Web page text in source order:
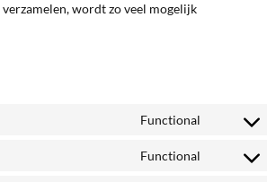
wordt zo veel mogelijk
Functional
Consent
Functional
Consent